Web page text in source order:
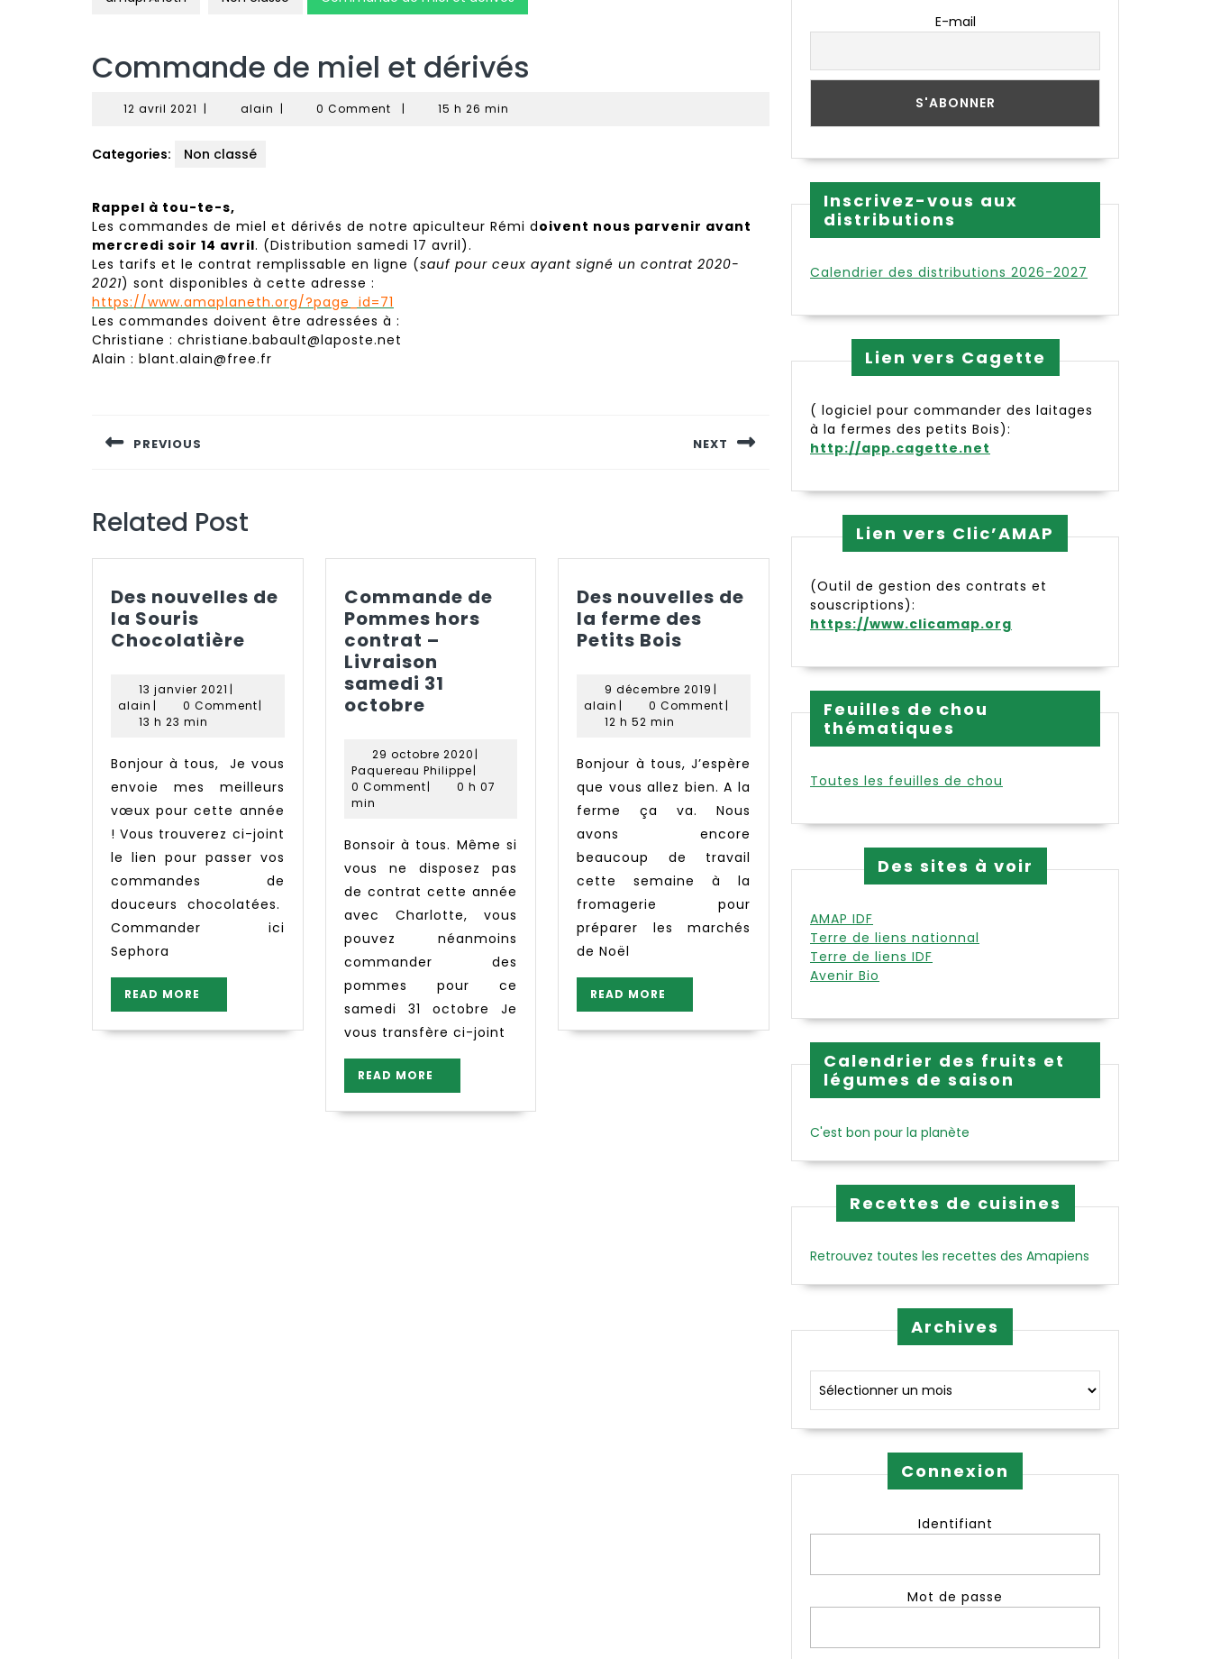
Commande de miel et dérivés
12 avril 2021 12| alain alain
| 0 Comment | 15 h 26 min
Categories: Non classé
Rappel à tou-te-s,
Les commandes de miel et dérivés de notre apiculteur Rémi doivent nous parvenir avant
mercredi soir 14 avril. (Distribution samedi 17 avril).
Les tarifs et le contrat remplissable en ligne (sauf pour ceux ayant signé un contrat 2020-
2021) sont disponibles à cette adresse :
https://www.amaplaneth.org/?page_id=71
Les commandes doivent être adressées à :
Christiane : christiane.babault@laposte.net
Alain : blant.alain@free.fr
de PREVIOUS NEXT
Related Post
Des nouvelles de
la Souris
Chocolatière
la
Chocolatière
13 janvier 2021 13
janvier
|
alain alain
| 0 Comment|
13 h 23 min
Bonjour à tous, Je vous
envoie mes meilleurs
vœux pour cette année
! Vous trouverez ci-joint
le lien pour passer vos
commandes de
douceurs chocolatées.
Commander ici
Sephora
READ MORE
MORE
Commande de
Pommes hors
contrat –
Livraison
samedi 31
octobreCommande
Pommes
hors
contrat
Livraison
samedi
31
octobre
29 octobre 202029
octobre
2020
|
Paquereau PhilippePaquereau
Philippe
|
0 Comment|
0 h 07
min
Bonsoir à tous. Même si
vous ne disposez pas
de contrat cette année
avec Charlotte, vous
pouvez néanmoins
commander des
pommes pour ce
samedi 31 octobre Je
vous transfère ci-joint
READ MORE
MORE
Des nouvelles de
la ferme des
Petits Bois
de
la
Petits
Bois
9 décembre 2019 9
décembre
|
alain alain
| 0 Comment |
12 h 52 min
Bonjour à tous, J’espère
que vous allez bien. A la
ferme ça va. Nous
avons encore
beaucoup de travail
cette semaine à la
fromagerie pour
préparer les marchés
de Noël
READ MORE
MORE
E-mail
Inscrivez-vous aux
distributions
Calendrier des distributions 2026-2027
Lien vers Cagette
( logiciel pour commander des laitages
à la fermes des petits Bois):
http://app.cagette.net
Lien vers Clic’AMAP
(Outil de gestion des contrats et
souscriptions):
https://www.clicamap.org
Feuilles de chou
thématiques
Toutes les feuilles de chou
Des sites à voir
AMAP IDF
Terre de liens nationnal
Terre de liens IDF
Avenir Bio
Calendrier des fruits et
légumes de saison
C'est bon pour la planète
Recettes de cuisines
Retrouvez toutes les recettes des Amapiens
Archives
Connexion
Identifiant
Mot de passe